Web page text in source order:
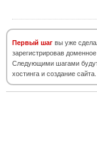
Первый шаг вы уже
зарегистрировав
Следующими шагами
хостинга и создание сайта.